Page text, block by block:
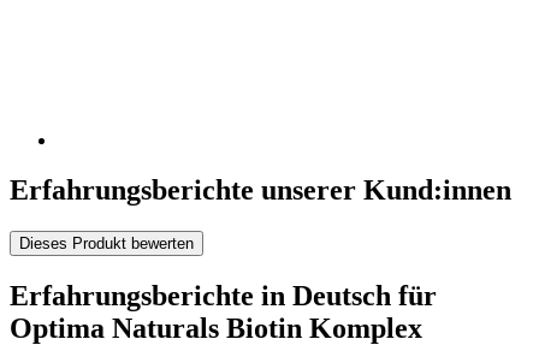
Erfahrungsberichte unserer Kund:innen
Dieses Produkt bewerten
Erfahrungsberichte in Deutsch für
Optima Naturals Biotin Komplex